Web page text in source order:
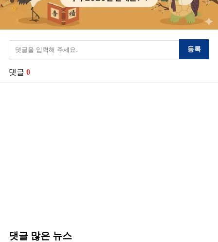
등록
댓글 0
댓글 많은 뉴스